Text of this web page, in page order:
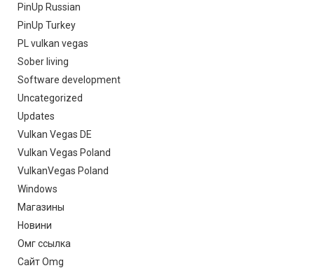
PinUp Russian
PinUp Turkey
PL vulkan vegas
Sober living
Software development
Uncategorized
Updates
Vulkan Vegas DE
Vulkan Vegas Poland
VulkanVegas Poland
Windows
Магазины
Новини
Омг ссылка
Сайт Omg